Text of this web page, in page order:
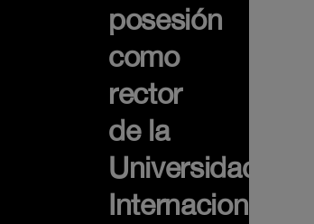
posesión
como
rector
de la
Universidad
Internacional